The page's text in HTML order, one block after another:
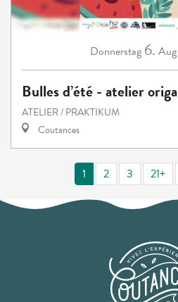
Donnerstag 6. Aug
Bulles d’été - atelier
ATELIER / PRAKTIKUM
Coutances
1 2 3 21+